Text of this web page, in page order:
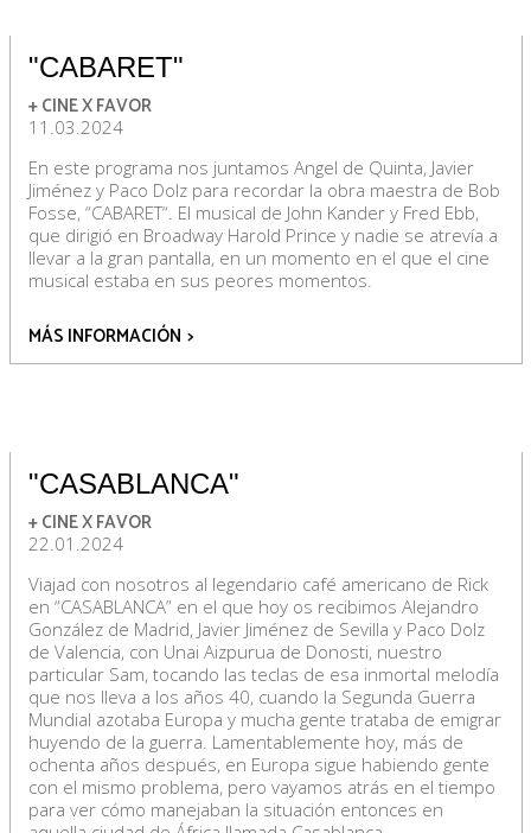
"CABARET"
+ CINE X FAVOR
11.03.2024
En este programa nos juntamos Angel de Quinta, Javier
Jiménez y Paco Dolz para recordar la obra maestra de Bob
Fosse, “CABARET“. El musical de John Kander y Fred Ebb,
que dirigió en Broadway Harold Prince y nadie se atrevía a
llevar a la gran pantalla, en un momento en el que el cine
musical estaba en sus peores momentos.
MÁS INFORMACIÓN >
"CASABLANCA"
+ CINE X FAVOR
22.01.2024
Viajad con nosotros al legendario café americano de Rick
en “CASABLANCA” en el que hoy os recibimos Alejandro
González de Madrid, Javier Jiménez de Sevilla y Paco Dolz
de Valencia, con Unai Aizpurua de Donosti, nuestro
particular Sam, tocando las teclas de esa inmortal melodía
que nos lleva a los años 40, cuando la Segunda Guerra
Mundial azotaba Europa y mucha gente trataba de emigrar
huyendo de la guerra. Lamentablemente hoy, más de
ochenta años después, en Europa sigue habiendo gente
con el mismo problema, pero vayamos atrás en el tiempo
para ver cómo manejaban la situación entonces en